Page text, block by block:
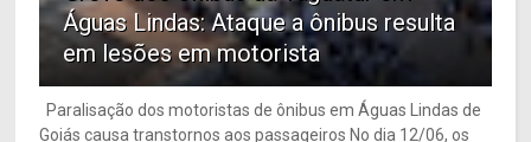
Águas Lindas: Ataque a ônibus resulta
em lesões em motorista
Paralisação dos motoristas de ônibus em Águas Lindas de
Goiás causa transtornos aos passageiros No dia 12/06, os